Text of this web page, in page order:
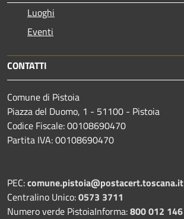
Luoghi
Eventi
CONTATTI
Comune di Pistoia
Piazza del Duomo, 1 - 51100 - Pistoia
Codice Fiscale: 00108690470
Partita IVA: 00108690470
PEC:comune.pistoia@postacert.toscana.it
Centralino Unico:0573 3711
Numero verde PistoiaInforma:800 012 146